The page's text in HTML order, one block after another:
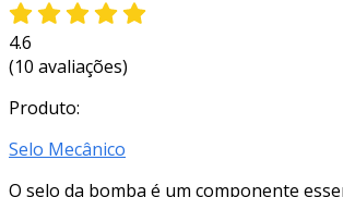
4.6
(10 avaliações)
Produto:
Selo Mecânico
O selo da bomba é um componente